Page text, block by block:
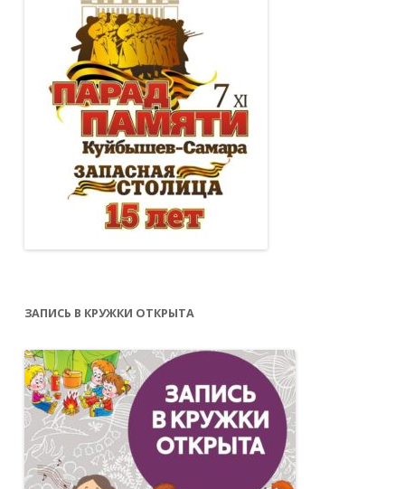
ЗАПИСЬ В КРУЖКИ ОТКРЫТА